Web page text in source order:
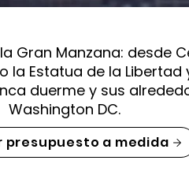
Gran Manzana: desde
Estatua de la Libertad
duerme y sus
Washington DC.
presupuesto a medida